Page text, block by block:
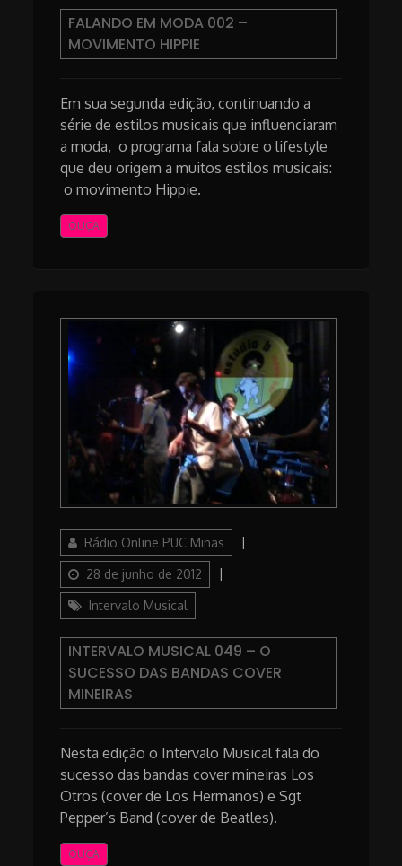
FALANDO EM MODA 002 –
MOVIMENTO HIPPIE
Em sua segunda edição, continuando a
série de estilos musicais que influenciaram
a moda, o programa fala sobre o lifestyle
que deu origem a muitos estilos musicais:
o movimento Hippie.
OUÇA
AuthorRádio Online PUC Minas
28 de junho de 2012
Intervalo Musical
INTERVALO MUSICAL 049 – O
SUCESSO DAS BANDAS COVER
MINEIRAS
Nesta edição o Intervalo Musical fala do
sucesso das bandas cover mineiras Los
Otros (cover de Los Hermanos) e Sgt
Pepper’s Band (cover de Beatles).
OUÇA